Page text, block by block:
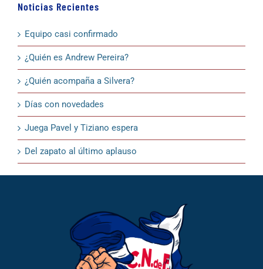
Noticias Recientes
Equipo casi confirmado
¿Quién es Andrew Pereira?
¿Quién acompaña a Silvera?
Días con novedades
Juega Pavel y Tiziano espera
Del zapato al último aplauso